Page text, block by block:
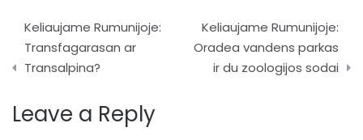
Navigacija
tarp
įrašų
Keliaujame Rumunijoje:
Transfagarasan ar
Transalpina?
Keliaujame Rumunijoje:
Oradea vandens parkas
ir du zoologijos sodai
Leave a Reply